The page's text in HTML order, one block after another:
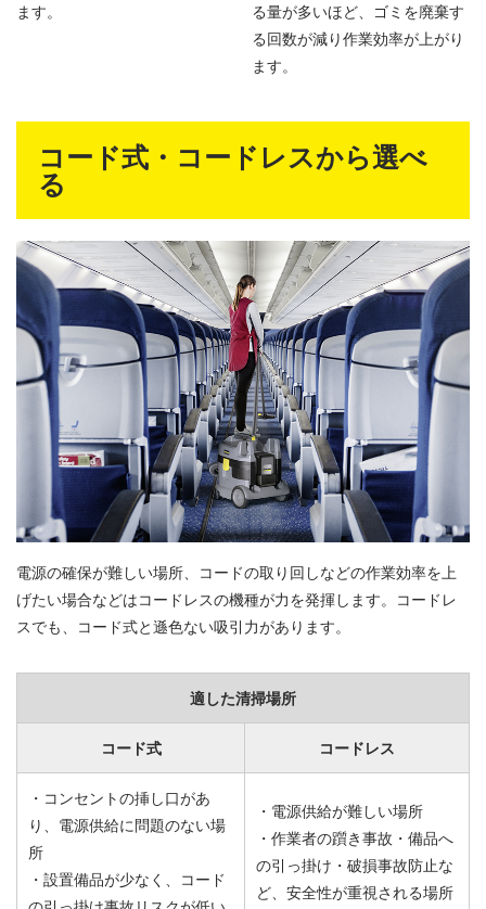
ます。
る量が多いほど、ゴミを廃棄す
る回数が減り作業効率が上がり
ます。
コード式・コードレスから選べ
る
電源の確保が難しい場所、コードの取り回しなどの作業効率を上
げたい場合などはコードレスの機種が力を発揮します。コードレ
スでも、コード式と遜色ない吸引力があります。
適した清掃場所
コード式 コードレス
・コンセントの挿し口があ
り、電源供給に問題のない場
所
・設置備品が少なく、コード
・電源供給が難しい場所
・作業者の躓き事故・備品へ
の引っ掛け・破損事故防止な
ど、安全性が重視される場所